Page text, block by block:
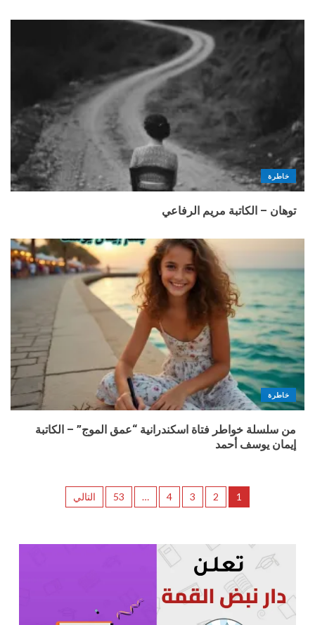
خاطرة
توهان – الكاتبة مريم الرفاعي
خاطرة
من سلسلة خواطر فتاة اسكندرانية “عمق الموج” – الكاتبة
إيمان يوسف أحمد
1
2
3
4
…
53 التالي